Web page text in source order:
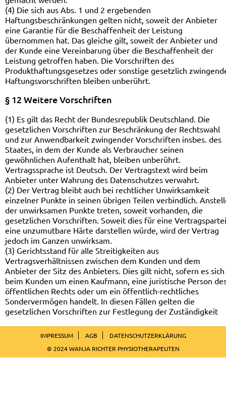
(4) Die sich aus Abs. 1 und 2 ergebenden
Haftungsbeschränkungen gelten nicht, soweit der Anbieter
eine Garantie für die Beschaffenheit der Leistung
übernommen hat. Das gleiche gilt, soweit der Anbieter und
der Kunde eine Vereinbarung über die Beschaffenheit der
Leistung getroffen haben. Die Vorschriften des
Produkthaftungsgesetzes oder sonstige gesetzlich
Haftungsvorschriften bleiben unberührt.
§ 12 Weitere Vorschriften
(1) Es gilt das Recht der Bundesrepublik Deutschland. Die
gesetzlichen Vorschriften zur Beschränkung der Rechtswahl
und zur Anwendbarkeit zwingender Vorschriften insbes. des
Staates, in dem der Kunde als Verbraucher seinen
gewöhnlichen Aufenthalt hat, bleiben unberührt.
Vertragssprache ist Deutsch. Der Vertragstext wird beim
Anbieter unter Wahrung des Datenschutzes verwahrt.
(2) Der Vertrag bleibt auch bei rechtlicher Unwirksamkeit
einzelner Punkte in seinen übrigen Teilen verbindlich.
der unwirksamen Punkte treten, soweit vorhanden, die
gesetzlichen Vorschriften. Soweit dies für eine Vertragspartei
eine unzumutbare Härte darstellen würde, wird der Vertrag
jedoch im Ganzen unwirksam.
(3) Gerichtsstand für alle Streitigkeiten aus
Vertragsverhältnissen zwischen dem Kunden und dem
Anbieter der Sitz des Anbieters. Dies gilt nicht, sofern es sich
beim Kunden um einen Kaufmann, eine juristische Person
öffentlichen Rechts oder um ein öffentlich-rechtliches
Sondervermögen handelt. In diesen Fällen gelten die
gesetzlichen Vorschriften zur Festlegung der Zuständigkeit
IMPRESSUM AGB
DATENSCHUTZERKLÄRUNG
© 2024 WANJA RICHTER PHYSIOTHERAPEUTEN